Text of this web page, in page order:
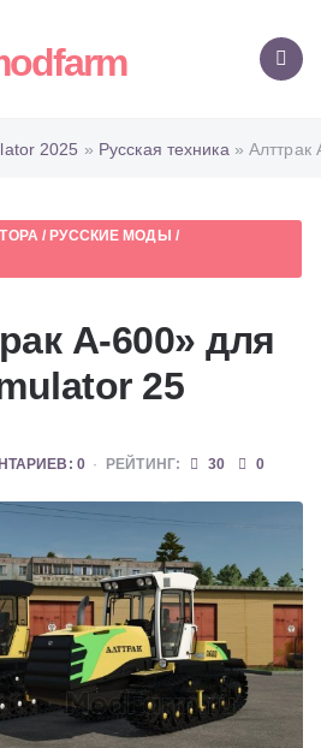
2025 » Русская техника » Алттрак
/ РУССКИЕ МОДЫ /
А-600» для
25
0 РЕЙТИНГ: 30 0